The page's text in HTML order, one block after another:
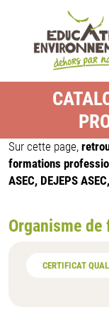
Aller au contenu principal
Sur cette page,
formations
ASEC, DEJEPS
Organisme
CERTIFICAT